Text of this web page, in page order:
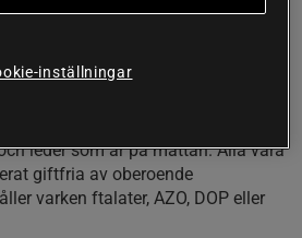
även i de mest krävande asanas.
polyuretan transporterar bort
leder som är på mattan. Alla våra
giftfria av oberoende
varken ftalater, AZO, DOP eller
inställningar